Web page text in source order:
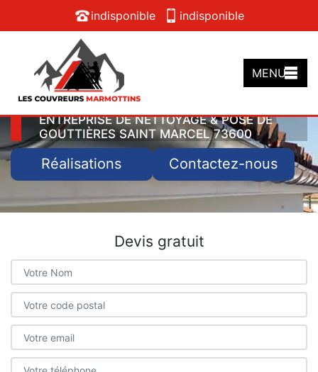
indisponible indisponible
MENU
ENTREPRISE DE NETTOYAGE & POSE DE
GOUTTIÈRES SAINT MARCEL 73600
Réalisations Contactez-nous
Devis gratuit